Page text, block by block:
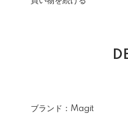
ブランド：Magit